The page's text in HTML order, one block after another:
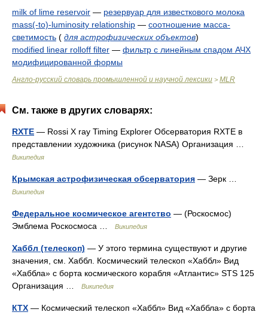
milk of lime reservoir — резервуар для известкового молока
mass(-to)-luminosity relationship — соотношение масса-
светимость ( для астрофизических объектов)
modified linear rolloff filter — фильтр с линейным спадом АЧХ
модифицированной формы
Англо-русский словарь промышленной и научной лексики > MLR
См. также в других словарях:
RXTE — Rossi X ray Timing Explorer Обсерватория RXTE в
представлении художника (рисунок NASA) Организация …
Википедия
Крымская астрофизическая обсерватория — Зерк …
Википедия
Федеральное космическое агентство — (Роскосмос)
Эмблема Роскосмоса …
Википедия
Хаббл (телескоп) — У этого термина существуют и другие
значения, см. Хаббл. Космический телескоп «Хаббл» Вид
«Хаббла» с борта космического корабля «Атлантис» STS 125
Организация …
Википедия
КТХ — Космический телескоп «Хаббл» Вид «Хаббла» с борта